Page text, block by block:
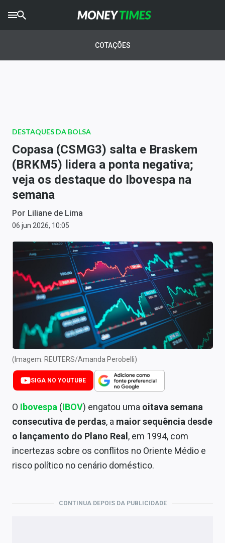
AGROTIMES
Newsletters
Money Trader
Anuncie
Últimas Notícias
Newsletters
Cotações
Comprar ou vender?
Carteiras Recomendadas
Central de Dividendos
Central de Fundos Imobiliários
Central dos IPOs
Renda Fixa
Finanças Pessoais
Mercados
Economia
COTAÇÕES
DESTAQUES DA BOLSA
Copasa (CSMG3) salta e Braskem
(BRKM5) lidera a ponta negativa;
veja os destaque do Ibovespa na
semana
Por Liliane de Lima
06 jun 2026, 10:05
(Imagem: REUTERS/Amanda Perobelli)
SIGA NO YOUTUBE
O Ibovespa (IBOV) engatou uma oitava semana
consecutiva de perdas, a maior sequência desde
o lançamento do Plano Real , em 1994, com
incertezas sobre os conflitos no Oriente Médio e
risco político no cenário doméstico.
CONTINUA DEPOIS DA PUBLICIDADE